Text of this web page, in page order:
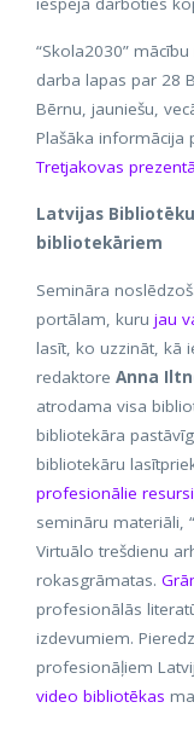
“Skola2030”
darba lapas par 28
Bērnu, jauniešu,
Plašāka informācija
Tretjakovas
Latvijas
bibliotekāriem
Semināra
portālam, kuru jau
lasīt, ko uzzināt, kā
redaktore Anna
atrodama visa
bibliotekāra
bibliotekāru
profesionālie resursi
semināru materiāli,
Virtuālo trešdienu
rokasgrāmatas.
profesionālās
izdevumiem.
profesionāļiem
video bibliotēkas